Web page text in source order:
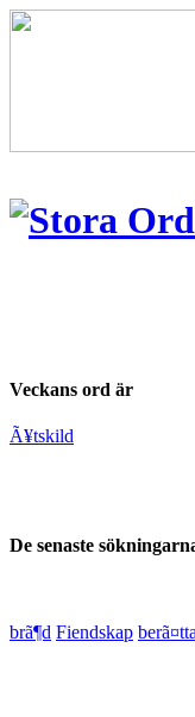
Veckans ord är
Ã¥tskild
De senaste
brã¶d Fiendskap berã¤tta